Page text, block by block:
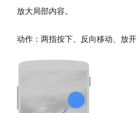
放大局部内容。
动作：两指按下、反向移动、放开